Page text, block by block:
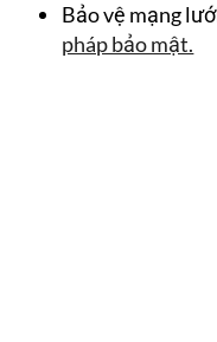
Bảo vệ mạng
pháp bảo mật.